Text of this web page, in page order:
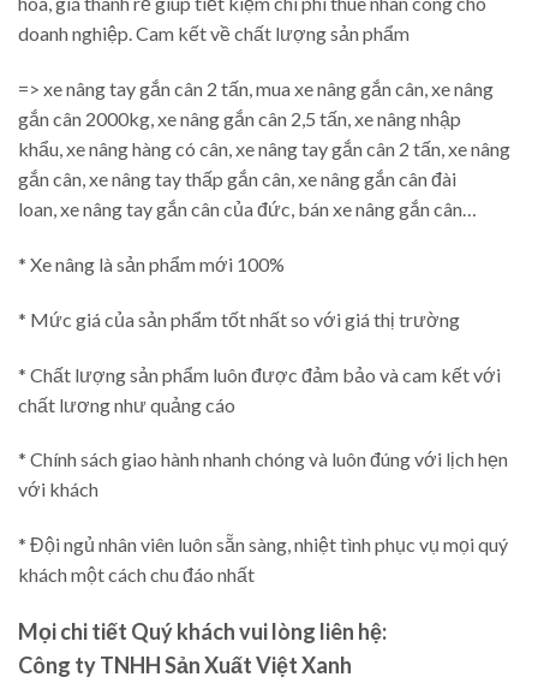
doanh nghiệp. Cam kết về chất lượng sản phẩm
=> xe nâng tay gắn cân 2 tấn, mua xe nâng gắn cân, xe nâng
gắn cân 2000kg, xe nâng gắn cân 2,5 tấn, xe nâng nhập
khẩu, xe nâng hàng có cân, xe nâng tay gắn cân 2 tấn, xe nâng
gắn cân, xe nâng tay thấp gắn cân, xe nâng gắn cân đài
loan, xe nâng tay gắn cân của đức, bán xe nâng gắn cân…
* Xe nâng là sản phẩm mới 100%
* Mức giá của sản phẩm tốt nhất so với giá thị trường
* Chất lượng sản phẩm luôn được đảm bảo và cam kết với
chất lương như quảng cáo
* Chính sách giao hành nhanh chóng và luôn đúng với lịch hẹn
với khách
* Đội ngủ nhân viên luôn sẵn sàng, nhiệt tình phục vụ mọi quý
khách một cách chu đáo nhất
Mọi chi tiết Quý khách vui lòng liên hệ:
Công ty TNHH Sản Xuất Việt Xanh